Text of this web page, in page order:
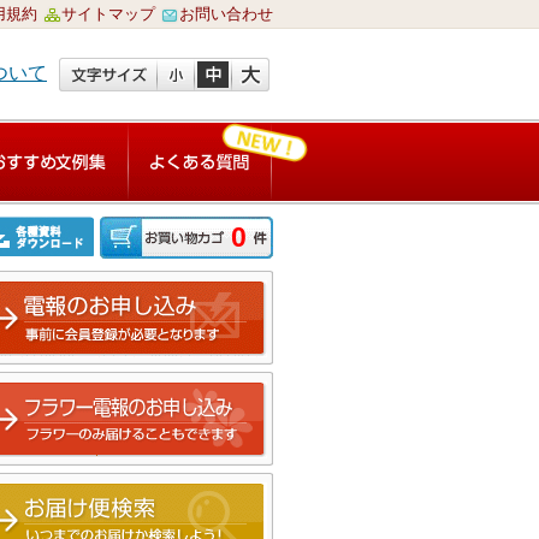
規約 サイトマップ お問い合わせ
いて
0